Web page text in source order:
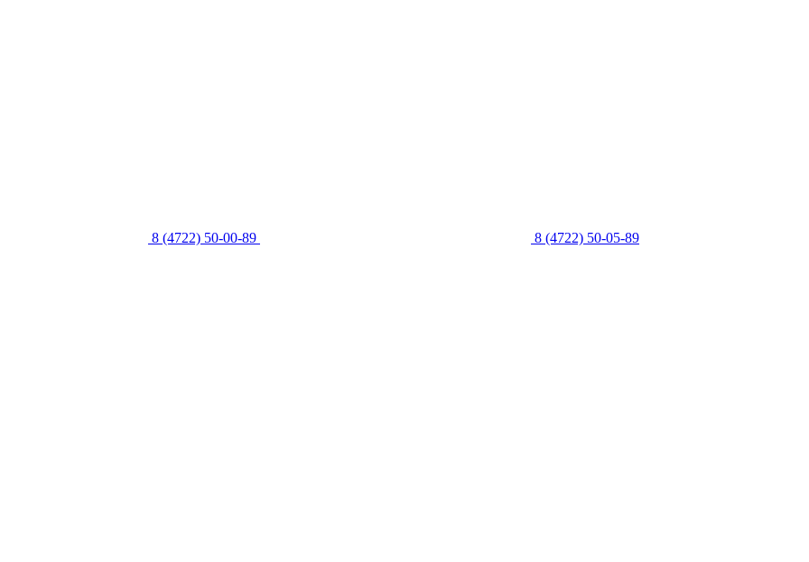
8 (4722) 50-00-89 8 (4722) 50-05-89